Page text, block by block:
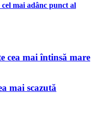
mai adânc punct al
cea mai întinsă mare
mai scazută